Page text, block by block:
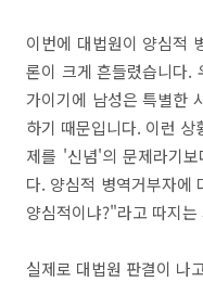
이번에 대법원이 양심적
론이 크게 흔들렸습니다.
가이기에 남성은 특별한
하기 때문입니다. 이런
제를 '신념'의 문제라기
다. 양심적 병역거부자에
양심적이냐?"라고 따지
실제로 대법원 판결이 나